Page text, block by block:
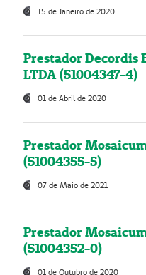
15 de Janeiro de 2020
Prestador Decordis
LTDA (51004347-4)
01 de Abril de 2020
Prestador
(51004355-5)
07 de Maio de 2021
Prestador
(51004352-0)
01 de Outubro de 2020